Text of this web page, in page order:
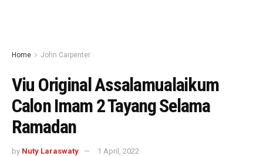
Home John Carpenter
Viu Original Assalamualaikum
Calon Imam 2 Tayang Selama
Ramadan
by Nuty Laraswaty 1 April, 2022